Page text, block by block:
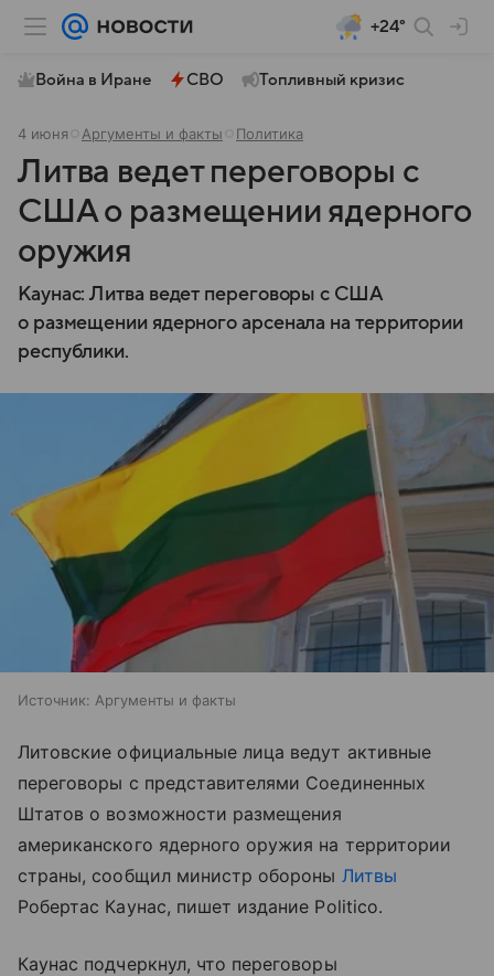
+24°
Война в Иране СВО Топливный кризис
4 июня Аргументы и факты Политика
Литва ведет переговоры с
США о размещении ядерного
оружия
Каунас: Литва ведет переговоры с США
о размещении ядерного арсенала на территории
республики.
Источник: Аргументы и факты
Литовские официальные лица ведут активные
переговоры с представителями Соединенных
Штатов о возможности размещения
американского ядерного оружия на территории
страны, сообщил министр обороны Литвы
Робертас Каунас, пишет издание Politico.
Каунас подчеркнул, что переговоры